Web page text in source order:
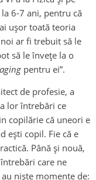
6-7 ani, pentru că
ușor toată teoria
ar fi trebuit să le
să le învețe la o
pentru ei”.
de profesie, a
lor întrebări ce
copilărie că uneori e
ești copil. Fie că e
Până și nouă,
care ne
niște momente de: